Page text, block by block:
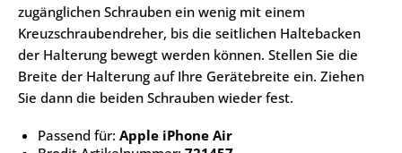
zugänglichen Schrauben ein wenig mit einem
Kreuzschraubendreher, bis die seitlichen Haltebacken
der Halterung bewegt werden können. Stellen Sie die
Breite der Halterung auf Ihre Gerätebreite ein. Ziehen
Sie dann die beiden Schrauben wieder fest.
Passend für: Apple iPhone Air